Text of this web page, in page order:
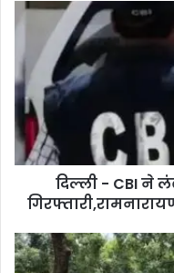
दिल्ली - CBI ने